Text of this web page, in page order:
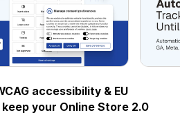
accessibility & EU
your Online Store 2.0